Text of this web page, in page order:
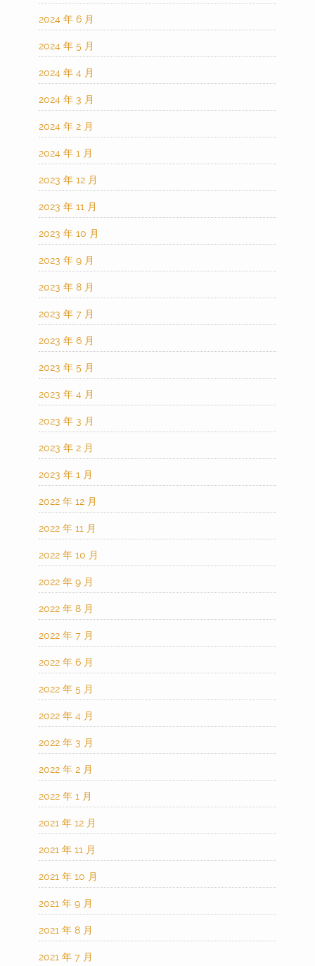
2024 年 6 月
2024 年 5 月
2024 年 4 月
2024 年 3 月
2024 年 2 月
2024 年 1 月
2023 年 12 月
2023 年 11 月
2023 年 10 月
2023 年 9 月
2023 年 8 月
2023 年 7 月
2023 年 6 月
2023 年 5 月
2023 年 4 月
2023 年 3 月
2023 年 2 月
2023 年 1 月
2022 年 12 月
2022 年 11 月
2022 年 10 月
2022 年 9 月
2022 年 8 月
2022 年 7 月
2022 年 6 月
2022 年 5 月
2022 年 4 月
2022 年 3 月
2022 年 2 月
2022 年 1 月
2021 年 12 月
2021 年 11 月
2021 年 10 月
2021 年 9 月
2021 年 8 月
2021 年 7 月